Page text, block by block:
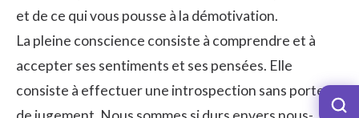
et de ce qui vous pousse à la démotivation.
La pleine conscience consiste à comprendre et à
accepter ses sentiments et ses pensées. Elle
consiste à effectuer une introspection sans porter